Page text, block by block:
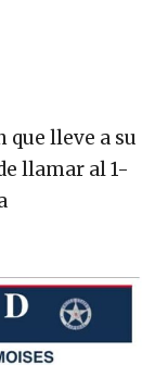
que lleve a su
llamar al 1-